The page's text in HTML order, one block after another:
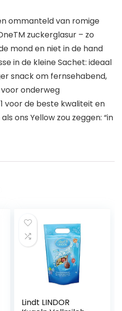
ommanteld van romige
zuckerglasur – zo
mond en niet in de hand
in de kleine Sachet: ideaal
snack om fernsehabend,
onderweg
voor de beste kwaliteit en
ons Yellow zou zeggen: “in
Lindt LINDOR